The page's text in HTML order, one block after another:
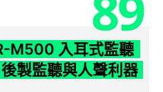
M500 入耳式監聽
製監聽與人聲利器